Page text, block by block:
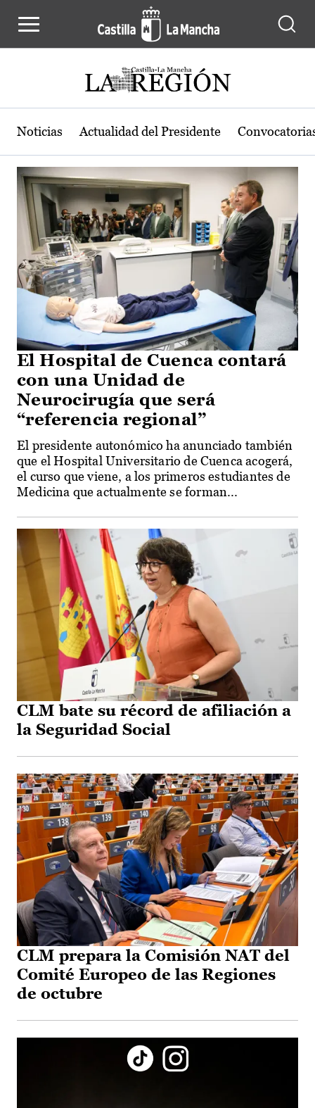
Actualidad de la región de Castilla-
Noticias Actualidad del Presidente
El Hospital de Cuenca contará
con una Unidad de
Neurocirugía que será
“referencia regional”
El presidente autonómico ha anunciado también
que el Hospital Universitario de Cuenca acogerá,
el curso que viene, a los primeros estudiantes de
Medicina que actualmente se forman...
CLM bate su récord de afiliación a
la Seguridad Social
CLM prepara la Comisión NAT del
Comité Europeo de las Regiones
de octubre